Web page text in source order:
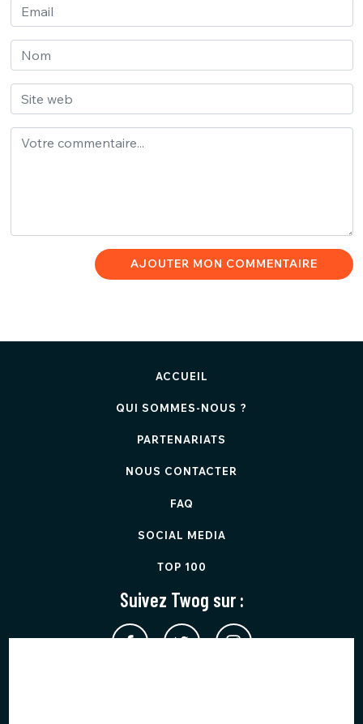
AJOUTER MON COMMENTAIRE
ACCUEIL
QUI SOMMES-NOUS ?
PARTENARIATS
NOUS CONTACTER
FAQ
SOCIAL MEDIA
TOP 100
Suivez Twog sur :